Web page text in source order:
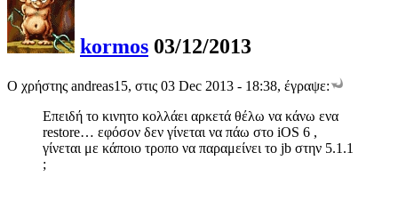
kormos 03/12/2013
Ο χρήστης andreas15, στις 03 Dec 2013 - 18:38, έγραψε:
Επειδή το κινητο κολλάει αρκετά θέλω να κάνω ενα
restore… εφόσον δεν γίνεται να πάω στο iOS 6 ,
γίνεται με κάποιο τροπο να παραμείνει το jb στην 5.1.1
;